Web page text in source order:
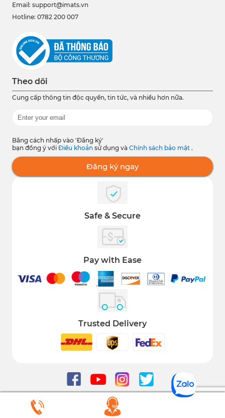
Email: support@imats.vn
Hotline: 0782 200 007
Theo dõi
Cung cấp thông tin độc quyền, tin tức, và nhiều hơn nữa.
Bằng cách nhấp vào 'Đăng ký'
bạn đồng ý với Điều khoản sử dụng và Chính sách bảo mật .
Đăng ký ngay
Safe & Secure
Pay with Ease
Trusted Delivery
COPYRIGHT 2021 © ALL RIGHT RESERVED IMATS